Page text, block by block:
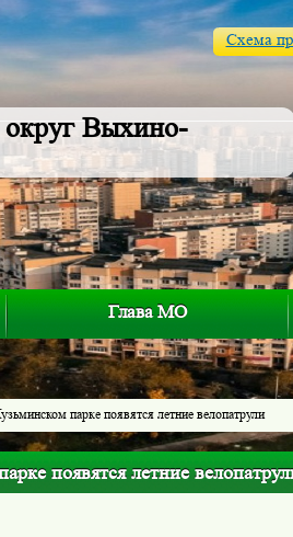
Выхино-
Схема
Глава МО
парке появятся летние велопатрули
появятся летние